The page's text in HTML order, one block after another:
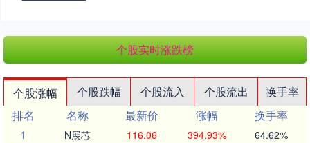
个股实时涨跌榜
个股涨幅 个股跌幅 个股流入 个股流出
换手率
排名
名称 最新价 涨幅
换手率
1
N展芯 116.06 394.93% 64.62%